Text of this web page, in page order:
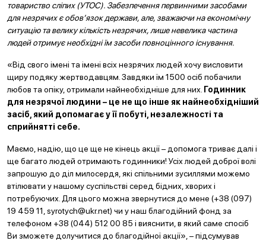
товариство сліпих (УТОС). Забезпечення первинними засобами
для незрячих є обов’язок держави, але, зважаючи на економічну
ситуацію та велику кількість незрячих, лише невелика частина
людей отримує необхідні їм засоби повноцінного існування.
«Від свого імені та імені всіх незрячих людей хочу висловити
щиру подяку жертводавцям. Завдяки їм 1500 осіб побачили
любов та опіку, отримали найнеобхідніше для них. Годинник
для незрячої людини – це не що інше як найнеобхідніший
засіб, який допомагає у її побуті, незалежності та
сприйнятті себе.
Маємо, надію, що це ще не кінець акції – допомога триває далі і
ще багато людей отримають годинники! Усіх людей доброї волі
запрошую до діл милосердя, які спільними зусиллями можемо
втілювати у нашому суспільстві серед бідних, хворих і
потребуючих. Для цього можна звернутися до мене (+38 (097)
19 459 11, syrotych@ukr.net) чи у наш благодійний фонд за
телефоном +38 (044) 512 00 85 і вияснити, в який саме спосіб
Ви зможете долучитися до благодійної акції», – підсумував